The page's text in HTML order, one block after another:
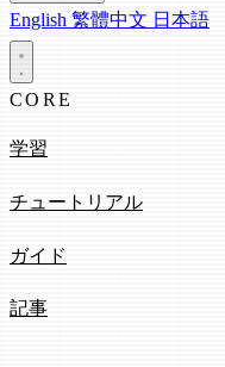
English 繁體中文 日本語
CORE
学習
チュートリアル
ガイド
記事